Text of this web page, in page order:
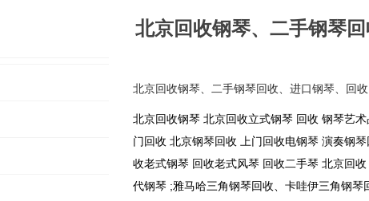
北京回收钢琴、二手钢琴
北京回收钢琴、二手钢琴回收、进口钢琴、回
北京回收钢琴 北京回收立式钢琴 回收 钢琴艺
门回收 北京钢琴回收 上门回收电钢琴 演奏钢
收老式钢琴 回收老式风琴 回收二手琴 北京回
代钢琴 ;雅马哈三角钢琴回收、卡哇伊三角钢